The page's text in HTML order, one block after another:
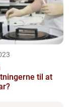
til at